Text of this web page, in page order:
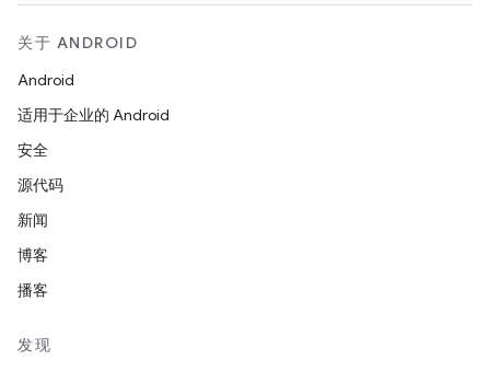
关于 ANDROID
Android
适用于企业的 Android
安全
源代码
新闻
博客
播客
发现